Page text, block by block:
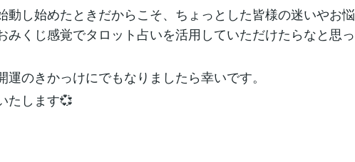
動し始めたときだからこそ、ちょっとした皆様の迷いやお悩
みくじ感覚でタロット占いを活用していただけたらなと思っ
運のきかっけにでもなりましたら幸いです。
たします💞